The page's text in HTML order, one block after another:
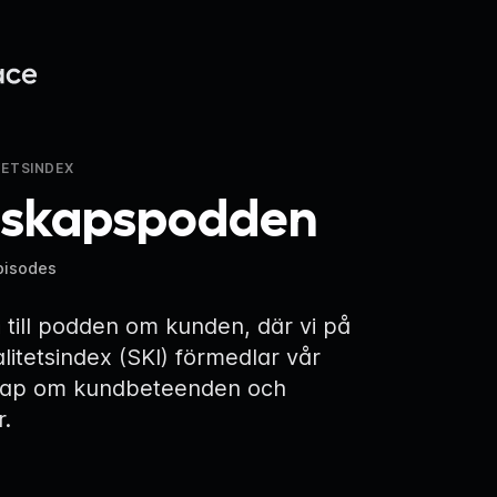
till podden om kunden, där vi på
(SKI) förmedlar vår
om kundbeteenden och